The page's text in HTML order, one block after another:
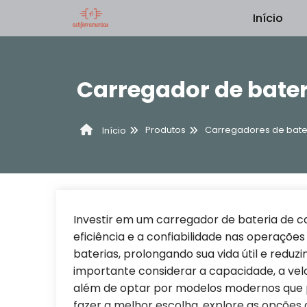
Início
Carregador de
Início Produtos Carregadores de
Investir em um carregador de bateria de
eficiência e a confiabilidade nas
baterias, prolongando sua vida útil e
importante considerar a capacidade, a
além de optar por modelos modernos